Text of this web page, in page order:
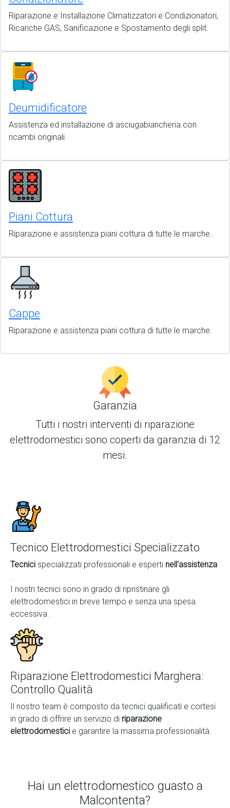
Riparazione e Installazione Climatizzatori e Condizionatori,
Ricariche GAS, Sanificazione e Spostamento degli split.
Deumidificatore
Assistenza ed installazione di asciugabiancheria con
ricambi originali.
Piani Cottura
Riparazione e assistenza piani cottura di tutte le marche.
Cappe
Riparazione e assistenza piani cottura di tutte le marche.
Garanzia
Tutti i nostri interventi di riparazione
elettrodomestici sono coperti da garanzia di 12
mesi.
Tecnico Elettrodomestici Specializzato
Tecnici specializzati professionali e esperti nell'assistenza
.
I nostri tecnici sono in grado di ripristinare gli
elettrodomestici in breve tempo e senza una spesa
eccessiva.
Riparazione Elettrodomestici Marghera:
Controllo Qualità
Il nostro team è composto da tecnici qualificati e cortesi
in grado di offrire un servizio di riparazione
elettrodomestici e garantire la massima professionalità.
Hai un elettrodomestico guasto a
Malcontenta?